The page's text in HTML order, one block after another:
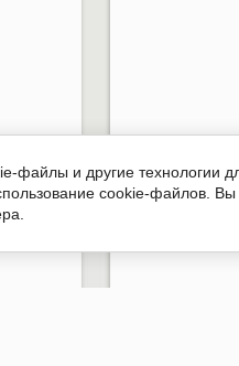
файлы и другие технологии
cookie-файлов.